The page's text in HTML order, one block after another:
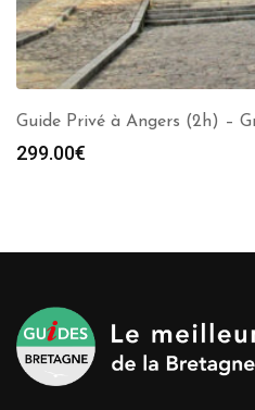
Guide Privé à Angers (2h) –
299.00€